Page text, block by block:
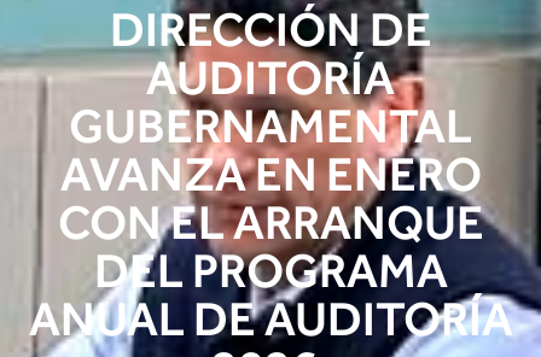
DIRECCIÓN DE
AUDITORÍA
GUBERNAMENTAL
AVANZA EN ENERO
CON EL ARRANQUE
DEL PROGRAMA
ANUAL DE AUDITORÍA